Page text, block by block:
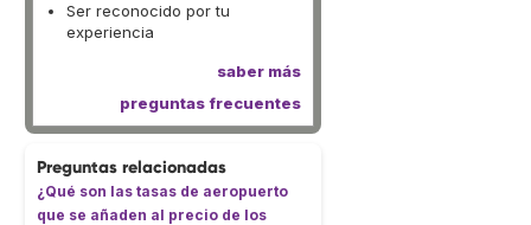
Ser reconocido por tu
experiencia
saber más
preguntas frecuentes
Preguntas relacionadas
¿Qué son las tasas de aeropuerto
que se añaden al precio de los